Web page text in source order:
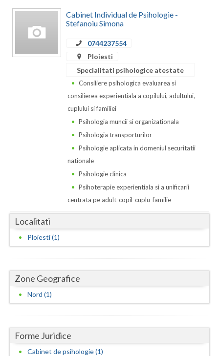
Constanta
Ialomita
Iasi
Ilfov
Maramures
Mures
Cabinet Individual de Psihologie -
Stefanoiu Simona
0744237554
Ploiesti
Specialitati psihologice atestate
Consiliere psihologica evaluarea si
consilierea experientiala a copilului, adultului,
cuplului si familiei
Psihologia muncii si organizationala
Psihologia transporturilor
Psihologie aplicata in domeniul securitatii
nationale
Psihologie clinica
Psihoterapie experientiala si a unificarii
centrata pe adult-copil-cuplu-familie
Localitati
Ploiesti (1)
Zone Geografice
Nord (1)
Forme Juridice
Cabinet de psihologie (1)